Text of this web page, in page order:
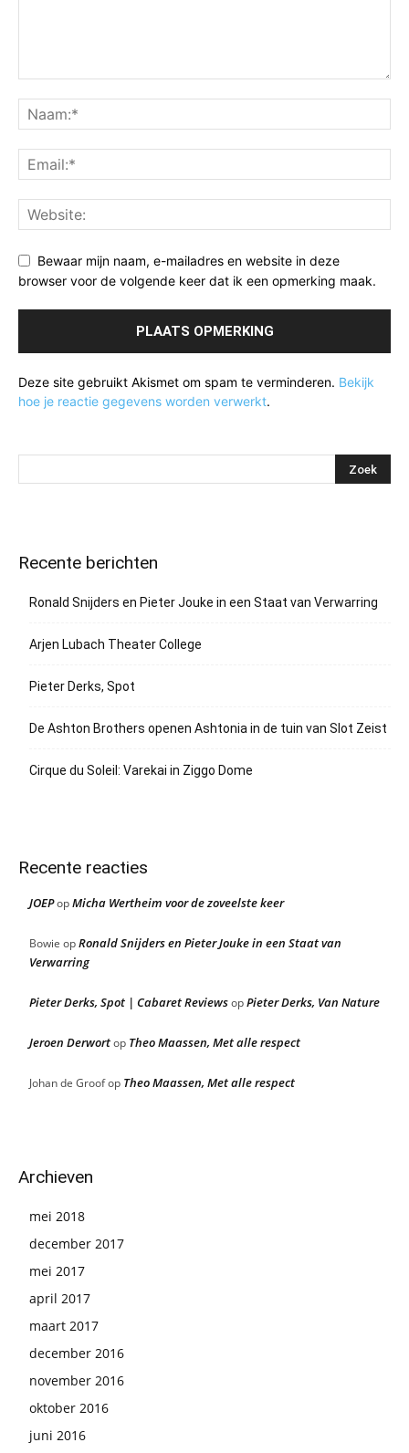
Bewaar mijn naam, e-mailadres en website in deze
browser voor de volgende keer dat ik een opmerking maak.
Deze site gebruikt Akismet om spam te verminderen. Bekijk
hoe je reactie gegevens worden verwerkt.
Recente berichten
Ronald Snijders en Pieter Jouke in een Staat van Verwarring
Arjen Lubach Theater College
Pieter Derks, Spot
De Ashton Brothers openen Ashtonia in de tuin van Slot Zeist
Cirque du Soleil: Varekai in Ziggo Dome
Recente reacties
JOEPopMicha Wertheim voor de zoveelste keer
Bowie opRonald Snijders en Pieter Jouke in een Staat van
Verwarring
Pieter Derks, Spot | Cabaret ReviewsopPieter Derks, Van Nature
Jeroen Derwortop Theo Maassen, Met alle respect
Johan de Groofop Theo Maassen, Met alle respect
Archieven
mei 2018
december 2017
mei 2017
april 2017
maart 2017
december 2016
november 2016
oktober 2016
juni 2016